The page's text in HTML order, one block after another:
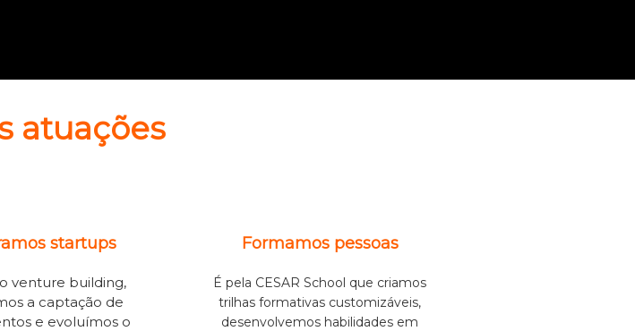
atuações
startups
venture building,
a captação de
e evoluímos o
Formamos pessoas
É pela CESAR School que criamos
trilhas formativas customizáveis,
desenvolvemos habilidades em